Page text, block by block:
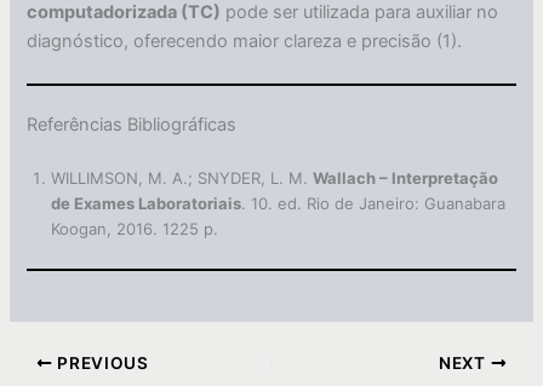
computadorizada (TC) pode ser utilizada para auxiliar no
diagnóstico, oferecendo maior clareza e precisão (1).
Referências Bibliográficas
WILLIMSON, M. A.; SNYDER, L. M.Wallach – Interpretação
de Exames Laboratoriais. 10. ed. Rio de Janeiro: Guanabara
Koogan, 2016. 1225 p.
PREVIOUS NEXT